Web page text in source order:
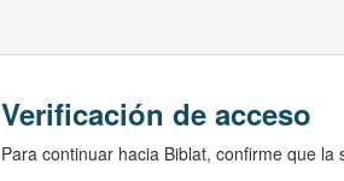
Verificación de acceso
Para continuar hacia Biblat, confirme que